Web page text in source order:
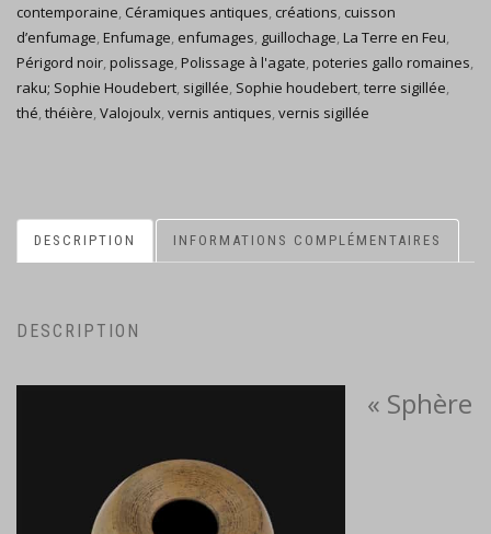
contemporaine, Céramiques antiques, créations, cuisson
d’enfumage,Enfumage, enfumages, guillochage,La Terre en Feu,
Périgord noir,polissage,Polissage à l'agate,poteries gallo romaines,
raku; Sophie Houdebert, sigillée, Sophie houdebert,terre sigillée,
thé,théière,Valojoulx,vernis antiques,vernis sigillée
DESCRIPTION INFORMATIONS COMPLÉMENTAIRES
DESCRIPTION
« Sphère